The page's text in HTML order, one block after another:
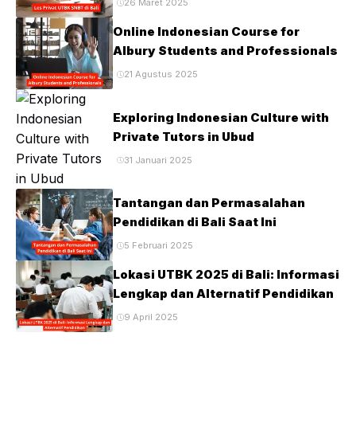
26 Maret 2025
Online Indonesian Course for
Albury Students and Professionals
21 Agustus 2025
Exploring Indonesian Culture with
Private Tutors in Ubud
31 Januari 2025
Tantangan dan Permasalahan
Pendidikan di Bali Saat Ini
5 Februari 2025
Lokasi UTBK 2025 di Bali: Informasi
Lengkap dan Alternatif Pendidikan
9 April 2025